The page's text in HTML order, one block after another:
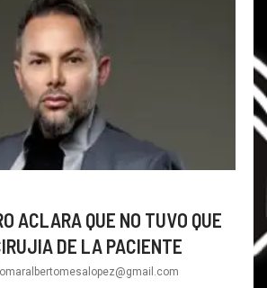
ACLARA QUE NO TUVO QUE
DE LA PACIENTE
omaralbertomesalopez@gmail.com